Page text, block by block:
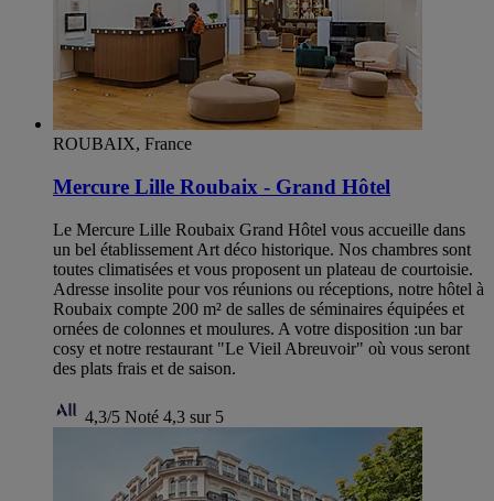
ROUBAIX, France
Mercure Lille Roubaix - Grand Hôtel
Le Mercure Lille Roubaix Grand Hôtel vous accueille dans
un bel établissement Art déco historique. Nos chambres sont
toutes climatisées et vous proposent un plateau de courtoisie.
Adresse insolite pour vos réunions ou réceptions, notre hôtel à
Roubaix compte 200 m² de salles de séminaires équipées et
ornées de colonnes et moulures. A votre disposition :un bar
cosy et notre restaurant "Le Vieil Abreuvoir" où vous seront
des plats frais et de saison.
4,3/5 Noté 4,3 sur 5